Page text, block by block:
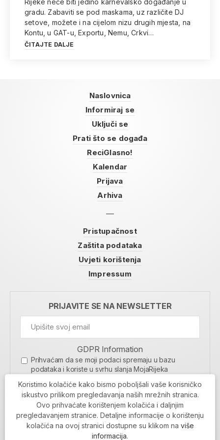
Rijeke neće biti jedino karnevalsko događanje u
gradu. Zabaviti se pod maskama, uz različite DJ
setove, možete i na cijelom nizu drugih mjesta, na
Kontu, u GAT-u, Exportu, Nemu, Crkvi…
ČITAJTE DALJE
Naslovnica
Informiraj se
Uključi se
Prati što se događa
ReciGlasno!
Kalendar
Prijava
Arhiva
Pristupačnost
Zaštita podataka
Uvjeti korištenja
Impressum
PRIJAVITE SE NA NEWSLETTER
GDPR Information
Prihvaćam da se moji podaci spremaju u bazu
podataka i koriste u svrhu slanja MojaRijeka
MOJARIJEKA NEWSLETTER
PRIJAVI SE
Koristimo kolačiće kako bismo poboljšali vaše korisničko
iskustvo prilikom pregledavanja naših mrežnih stranica.
Ovo prihvaćate korištenjem kolačića i daljnjim
pregledavanjem stranice. Detaljne informacije o korištenju
kolačića na ovoj stranici dostupne su klikom na više
informacija.